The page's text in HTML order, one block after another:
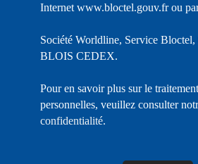
Internet www.bloctel.gouv.fr ou
Société Worldline, Service
BLOIS CEDEX.
Pour en savoir plus sur le
personnelles, veuillez consulter
confidentialité.